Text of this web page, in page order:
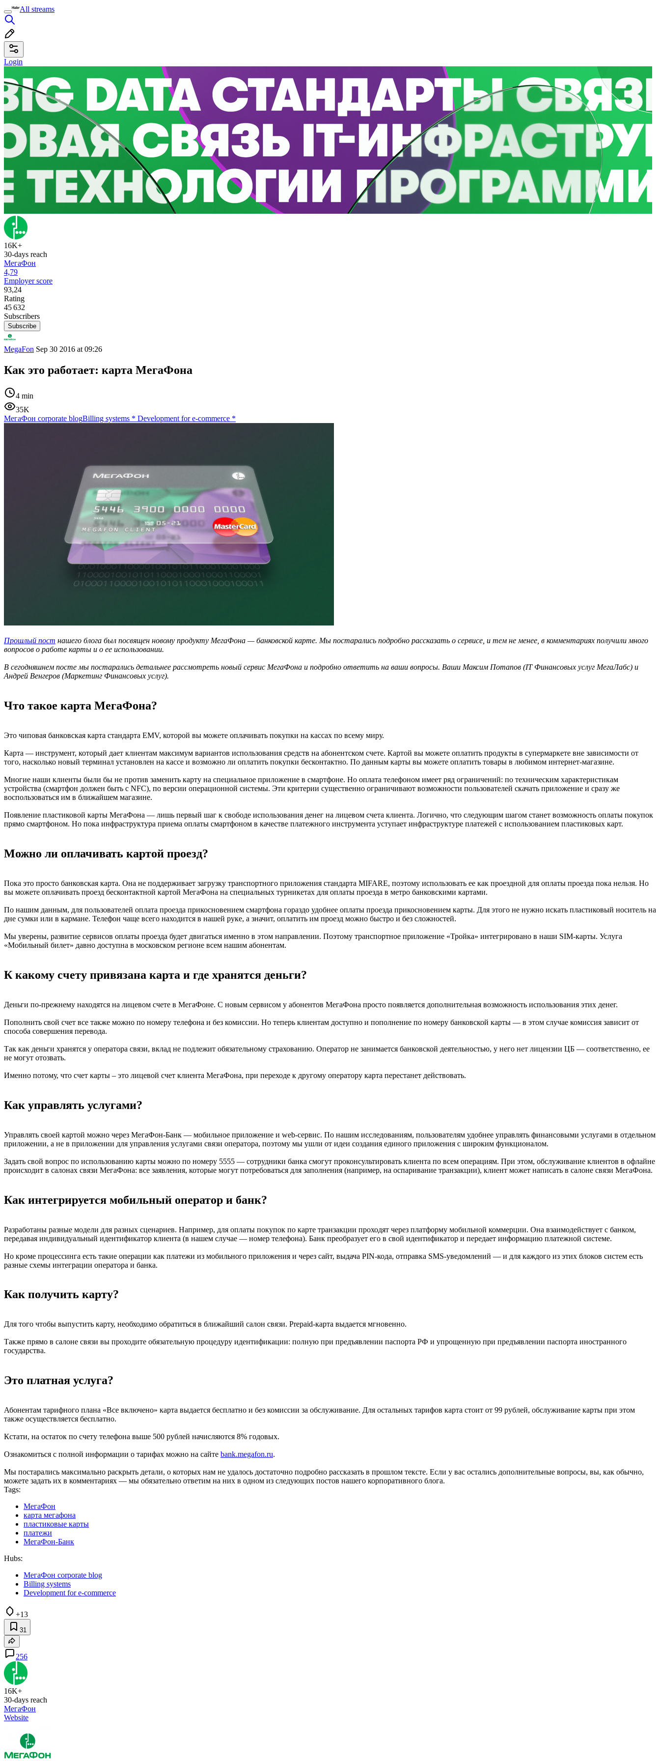
All streams
Login
16K+
30-days reach
МегаФон
4,79
Employer score
93,24
Rating
45 632
Subscribers
Subscribe
MegaFon Sep 30 2016 at 09:26
Как это работает: карта МегаФона
4 min
35K
МегаФон corporate blogBilling systems * Development for e-commerce *
Прошлый пост нашего блога был посвящен новому продукту МегаФона — банковской карте. Мы постарались подробно рассказать о сервисе, и тем не менее, в комментариях получили много
вопросов о работе карты и о ее использовании.
В сегодняшнем посте мы постарались детальнее рассмотреть новый сервис МегаФона и подробно ответить на ваши вопросы. Ваши Максим Потапов (IT Финансовых услуг МегаЛабс) и
Андрей Венгеров (Маркетинг Финансовых услуг).
Что такое карта МегаФона?
Это чиповая банковская карта стандарта EMV, которой вы можете оплачивать покупки на кассах по всему миру.
Карта — инструмент, который дает клиентам максимум вариантов использования средств на абонентском счете. Картой вы можете оплатить продукты в супермаркете вне зависимости от
того, насколько новый терминал установлен на кассе и возможно ли оплатить покупки бесконтактно. По данным карты вы можете оплатить товары в любимом интернет-магазине.
Многие наши клиенты были бы не против заменить карту на специальное приложение в смартфоне. Но оплата телефоном имеет ряд ограничений: по техническим характеристикам
устройства (смартфон должен быть с NFC), по версии операционной системы. Эти критерии существенно ограничивают возможности пользователей скачать приложение и сразу же
воспользоваться им в ближайшем магазине.
Появление пластиковой карты МегаФона — лишь первый шаг к свободе использования денег на лицевом счета клиента. Логично, что следующим шагом станет возможность оплаты покупок
прямо смартфоном. Но пока инфраструктура приема оплаты смартфоном в качестве платежного инструмента уступает инфраструктуре платежей с использованием пластиковых карт.
Можно ли оплачивать картой проезд?
Пока это просто банковская карта. Она не поддерживает загрузку транспортного приложения стандарта MIFARE, поэтому использовать ее как проездной для оплаты проезда пока нельзя. Но
вы можете оплачивать проезд бесконтактной картой МегаФона на специальных турникетах для оплаты проезда в метро банковскими картами.
По нашим данным, для пользователей оплата проезда прикосновением смартфона гораздо удобнее оплаты проезда прикосновением карты. Для этого не нужно искать пластиковый носитель на
дне сумки или в кармане. Телефон чаще всего находится в нашей руке, а значит, оплатить им проезд можно быстро и без сложностей.
Мы уверены, развитие сервисов оплаты проезда будет двигаться именно в этом направлении. Поэтому транспортное приложение «Тройка» интегрировано в наши SIM-карты. Услуга
«Мобильный билет» давно доступна в московском регионе всем нашим абонентам.
К какому счету привязана карта и где хранятся деньги?
Деньги по-прежнему находятся на лицевом счете в МегаФоне. С новым сервисом у абонентов МегаФона просто появляется дополнительная возможность использования этих денег.
Пополнить свой счет все также можно по номеру телефона и без комиссии. Но теперь клиентам доступно и пополнение по номеру банковской карты — в этом случае комиссия зависит от
способа совершения перевода.
Так как деньги хранятся у оператора связи, вклад не подлежит обязательному страхованию. Оператор не занимается банковской деятельностью, у него нет лицензии ЦБ — соответственно, ее
не могут отозвать.
Именно потому, что счет карты – это лицевой счет клиента МегаФона, при переходе к другому оператору карта перестанет действовать.
Как управлять услугами?
Управлять своей картой можно через МегаФон-Банк — мобильное приложение и web-сервис. По нашим исследованиям, пользователям удобнее управлять финансовыми услугами в отдельном
приложении, а не в приложении для управления услугами связи оператора, поэтому мы ушли от идеи создания единого приложения с широким функционалом.
Задать свой вопрос по использованию карты можно по номеру 5555 — сотрудники банка смогут проконсультировать клиента по всем операциям. При этом, обслуживание клиентов в офлайне
происходит в салонах связи МегаФона: все заявления, которые могут потребоваться для заполнения (например, на оспаривание транзакции), клиент может написать в салоне связи МегаФона.
Как интегрируется мобильный оператор и банк?
Разработаны разные модели для разных сценариев. Например, для оплаты покупок по карте транзакции проходят через платформу мобильной коммерции. Она взаимодействует с банком,
передавая индивидуальный идентификатор клиента (в нашем случае — номер телефона). Банк преобразует его в свой идентификатор и передает информацию платежной системе.
Но кроме процессинга есть такие операции как платежи из мобильного приложения и через сайт, выдача PIN-кода, отправка SMS-уведомлений — и для каждого из этих блоков систем есть
разные схемы интеграции оператора и банка.
Как получить карту?
Для того чтобы выпустить карту, необходимо обратиться в ближайший салон связи. Prepaid-карта выдается мгновенно.
Также прямо в салоне связи вы проходите обязательную процедуру идентификации: полную при предъявлении паспорта РФ и упрощенную при предъявлении паспорта иностранного
государства.
Это платная услуга?
Абонентам тарифного плана «Все включено» карта выдается бесплатно и без комиссии за обслуживание. Для остальных тарифов карта стоит от 99 рублей, обслуживание карты при этом
также осуществляется бесплатно.
Кстати, на остаток по счету телефона выше 500 рублей начисляются 8% годовых.
Ознакомиться с полной информации о тарифах можно на сайте bank.megafon.ru.
Мы постарались максимально раскрыть детали, о которых нам не удалось достаточно подробно рассказать в прошлом тексте. Если у вас остались дополнительные вопросы, вы, как обычно,
можете задать их в комментариях — мы обязательно ответим на них в одном из следующих постов нашего корпоративного блога.
Tags:
МегаФон
карта мегафона
пластиковые карты
платежи
МегаФон-Банк
Hubs:
МегаФон corporate blog
Billing systems
Development for e-commerce
+13
31
256
16K+
30-days reach
МегаФон
Website